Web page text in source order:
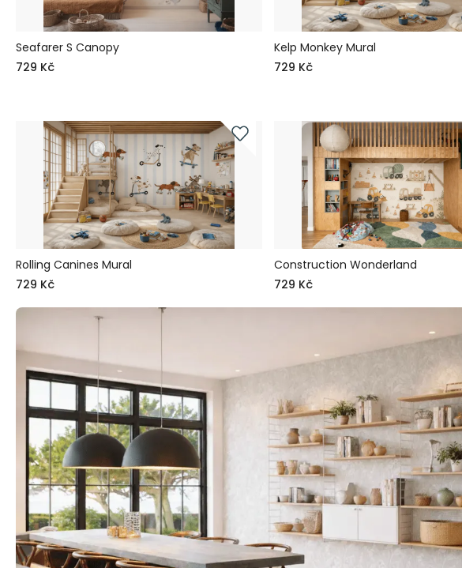
Seafarer S Canopy
729 Kč
Kelp Monkey Mural
729 Kč
Rolling Canines Mural
729 Kč
Construction Wonderland
729 Kč